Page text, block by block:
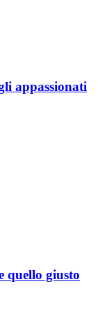
appassionati
quello giusto